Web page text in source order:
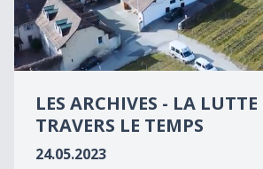
seconds
LES ARCHIVES - LA LUTTE
TRAVERS LE TEMPS
24.05.2023